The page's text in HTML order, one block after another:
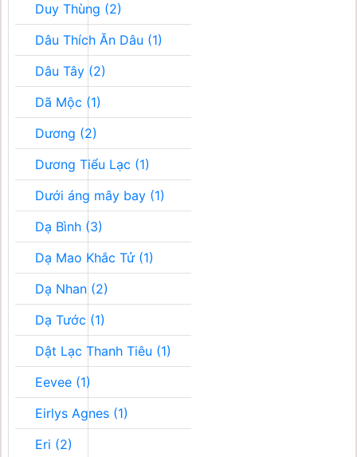
Duy Thùng (2)
Dâu Thích Ăn Dâu (1)
Dâu Tây (2)
Dã Mộc (1)
Dương (2)
Dương Tiểu Lạc (1)
Dưới áng mây bay (1)
Dạ Bình (3)
Dạ Mao Khắc Tử (1)
Dạ Nhan (2)
Dạ Tước (1)
Dật Lạc Thanh Tiêu (1)
Eevee (1)
Eirlys Agnes (1)
Eri (2)